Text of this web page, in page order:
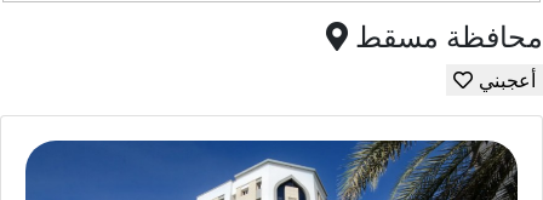
محافظة مسقط
أعجبني